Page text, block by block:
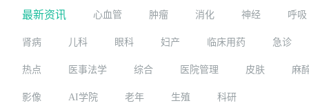
最新资讯 心血管 肿瘤 消化 神经 呼吸
肾病 儿科 眼科 妇产 临床用药 急诊
热点 医事法学 综合 医院管理 皮肤 麻
影像 AI学院 老年 生殖 科研